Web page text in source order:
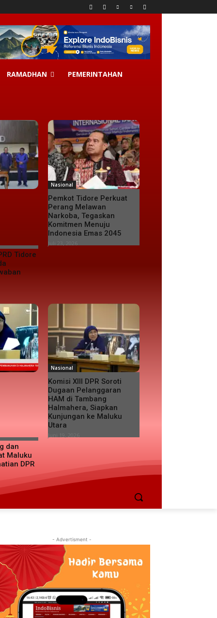
RAMADHAN PEMERINTAHAN
Tidore
Nasional
Pemkot Tidore Perkuat
Perang Melawan
Narkoba, Tegaskan
Komitmen Menuju
Indonesia Emas 2045
dan
Maluku
DPR
Nasional
Komisi XIII DPR Soroti
Dugaan Pelanggaran
HAM di Tambang
Halmahera, Siapkan
Kunjungan ke Maluku
Utara
- Advertisment -